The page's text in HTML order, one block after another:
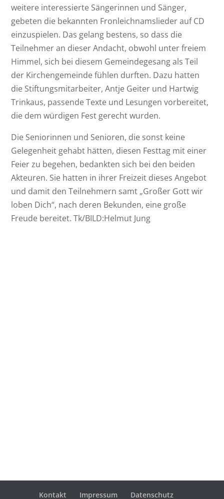
weitere interessierte Sängerinnen und Sänger,
gebeten die bekannten Fronleichnamslieder auf CD
einzuspielen. Das gelang bestens, so dass die
Teilnehmer an dieser Andacht, obwohl unter freiem
Himmel, sich bei diesem Gemeindegesang als Teil
der Kirchengemeinde fühlen durften. Dazu hatten
die Stiftungsmitarbeiter, Antje Geiter und Hartwig
Trinkaus, passende Texte und Lesungen vorbereitet,
die dem würdigen Fest gerecht wurden.
Die Seniorinnen und Senioren, die sonst keine
Gelegenheit gehabt hätten, diesen Festtag mit einer
Feier zu begehen, bedankten sich bei den beiden
Akteuren. Sie hatten in ihrer Freizeit dieses Angebot
und damit den Teilnehmern samt „Großer Gott wir
loben Dich“, nach deren Bekunden, eine große
Freude bereitet. Tk/BILD:Helmut Jung
Kontakt Impressum Datenschutz